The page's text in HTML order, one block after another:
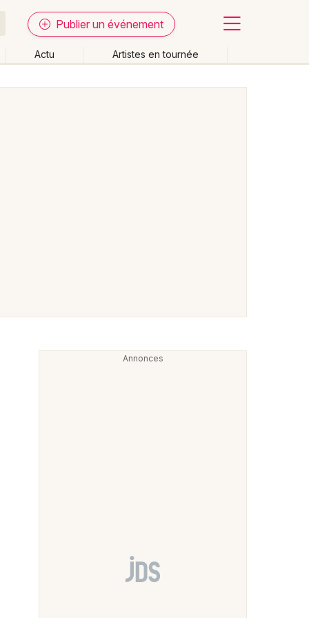
Publier un événement
Actu Artistes en tournée